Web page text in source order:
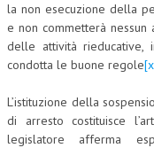
la non esecuzione della
e non commetterà
delle attività rieducative,
condotta le buone regole
L’istituzione della
di arresto costituisce
legislatore afferma